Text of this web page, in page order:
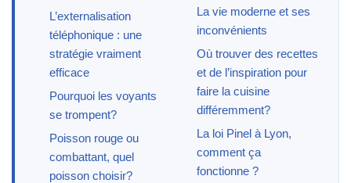
L’externalisation
téléphonique : une
stratégie vraiment
efficace
Pourquoi les voyants
se trompent?
Poisson rouge ou
combattant, quel
poisson choisir?
La vie moderne et ses
inconvénients
Où trouver des recettes
et de l’inspiration pour
faire la cuisine
différemment?
La loi Pinel à Lyon,
comment ça
fonctionne ?